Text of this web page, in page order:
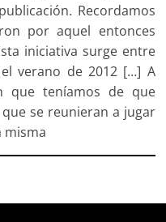
Recordamos
por aquel entonces
iniciativa surge entre
verano de 2012 […] A
que teníamos de que
se reunieran a jugar
misma